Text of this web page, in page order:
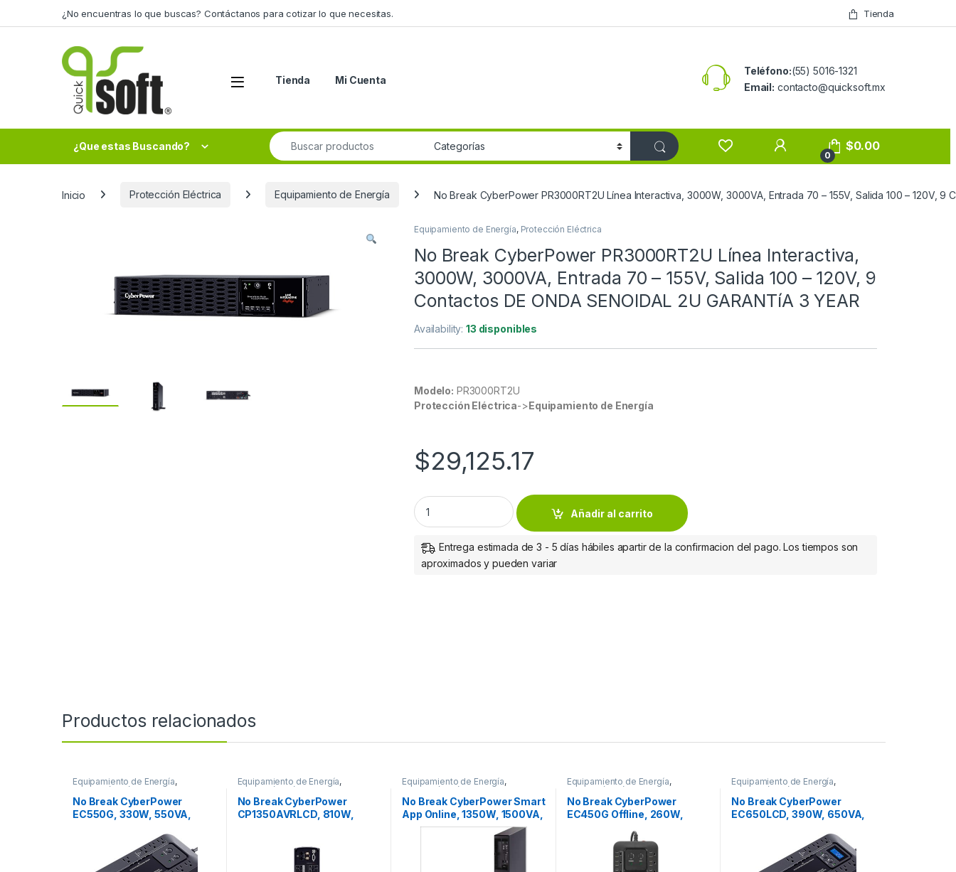
¿No encuentras lo que buscas? Contáctanos para cotizar lo que necesitas. Tienda
Tienda Mi Cuenta
Teléfono:(55) 5016-1321
Email: contacto@quicksoft.mx
¿Que estas Buscando?
Search for:
0
$0.00
Inicio Protección Eléctrica Equipamiento de Energía No Break CyberPower PR3000RT2U Línea Interactiva, 3000W, 3000VA, Entrada 70 – 155V, Salida 100 – 120V, 9
Equipamiento de Energía, Protección Eléctrica
No Break CyberPower PR3000RT2U Línea Interactiva,
3000W, 3000VA, Entrada 70 – 155V, Salida 100 – 120V, 9
Contactos DE ONDA SENOIDAL 2U GARANTíA 3 YEAR
Availability:13 disponibles
Modelo: PR3000RT2U
Protección Eléctrica->Equipamiento de Energía
$29,125.17
No Break CyberPower PR3000RT2U Línea Interactiva, 3000W, 3000VA, Entrada 70 - 155V, Salida 100 -
Añadir al carrito
Entrega estimada de 3 - 5 días hábiles apartir de la confirmacion del pago. Los tiempos son
aproximados y pueden variar
Productos relacionados
Equipamiento de Energía,
Protección Eléctrica
No Break CyberPower
EC550G, 330W, 550VA,
550VA/330W ECO
STANDBY 8CONT RJ11/U
Equipamiento de Energía,
Protección Eléctrica
No Break CyberPower
CP1350AVRLCD, 810W,
TORRE COAX US
Equipamiento de Energía,
Protección Eléctrica
No Break CyberPower Smart
App Online, 1350W, 1500VA,
Entrada 100-125V, Salida
100-125V 1500VA/1350W
LCD ONLINE SENOID 120
Equipamiento de Energía,
Protección Eléctrica
No Break CyberPower
EC450G Offline, 260W,
Salida 120 – 120V, 8
Contactos 5-15R 3 ANOS DE
GARANTIA
Equipamiento de Energía,
Protección Eléctrica
No Break CyberPower
EC650LCD, 390W, 650VA,
650VA/390W LCD ECO
STANDBY 8CONT RJ